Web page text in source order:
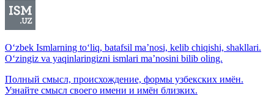
O‘zbek Ismlarning to‘liq, batafsil ma’nosi, kelib chiqishi, shakllari.
O‘zingiz va yaqinlaringizni ismlari ma’nosini bilib oling.
Полный смысл, происхождение, формы узбекских имён.
Узнайте смысл своего имени и имён близких.